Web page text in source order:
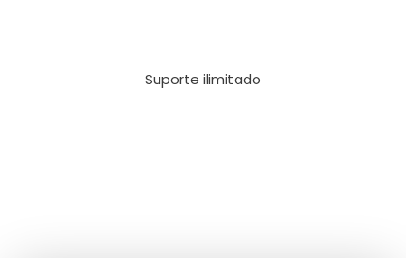
Suporte ilimitado